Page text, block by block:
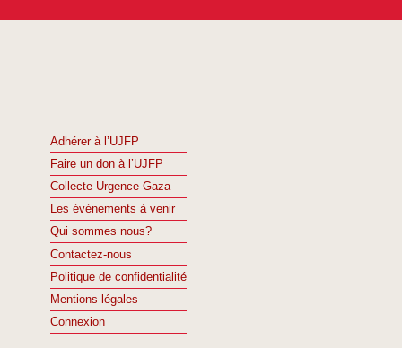
Adhérer à l’UJFP
Faire un don à l’UJFP
Collecte Urgence Gaza
Les événements à venir
Qui sommes nous?
Contactez-nous
Politique de confidentialité
Mentions légales
Connexion